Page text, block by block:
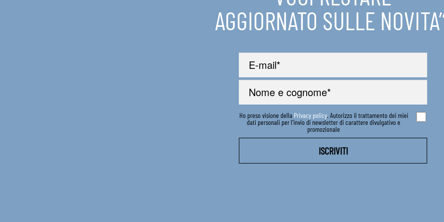
AGGIORNATO SULLE
Ho preso visione della Privacy policy. Autorizzo il trattamento dei miei
dati personali per l’invio di newsletter di carattere divulgativo e
promozionale